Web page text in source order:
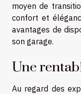
moyen de
confort et
avantages de
son garage.
Une
Au regard des